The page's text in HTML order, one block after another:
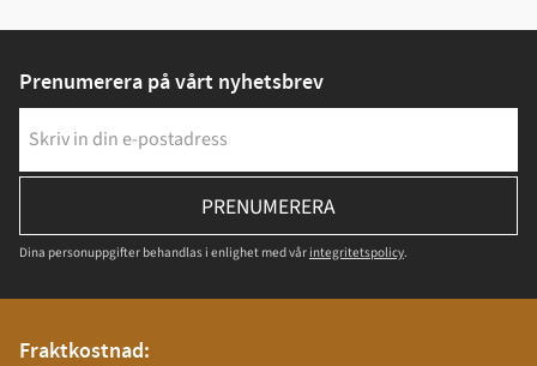
Prenumerera på vårt nyhetsbrev
PRENUMERERA
Dina personuppgifter behandlas i enlighet med vår integritetspolicy.
Fraktkostnad: